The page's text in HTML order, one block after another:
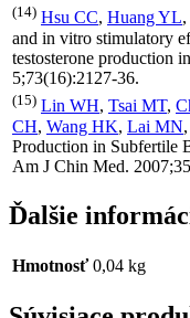
(14) Hsu CC, Huang YL,
and in vitro stimulatory
testosterone production
5;73(16):2127-36.
(15) Lin WH, Tsai MT,
CH, Wang HK, Lai MN,
Production in Subfertile
Am J Chin Med.
Ďalšie
Hmotnosť 0,04 kg